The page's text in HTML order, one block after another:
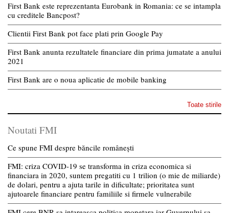
First Bank este reprezentanta Eurobank in Romania: ce se intampla
cu creditele Bancpost?
Clientii First Bank pot face plati prin Google Pay
First Bank anunta rezultatele financiare din prima jumatate a anului
2021
First Bank are o noua aplicatie de mobile banking
Toate stirile
Noutati FMI
Ce spune FMI despre băncile românești
FMI: criza COVID-19 se transforma in criza economica si
financiara in 2020, suntem pregatiti cu 1 trilion (o mie de miliarde)
de dolari, pentru a ajuta tarile in dificultate; prioritatea sunt
ajutoarele financiare pentru familiile si firmele vulnerabile